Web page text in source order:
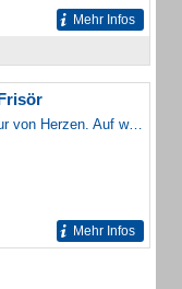
Mehr Infos
Ryf of Switzerland: Friseur von Herzen. Auf www.ryf.de finden Sie Informationen zum Friseur-Unternehmen Ryf Coiffeur GmbH, zum Aus- und Weiterbildungssystem des Unternehmens, zu neuen Techniken des Friseur-Handwerks, einen Salon-Finder und den Ryf of Switzerland Classic Shop
Mehr Infos